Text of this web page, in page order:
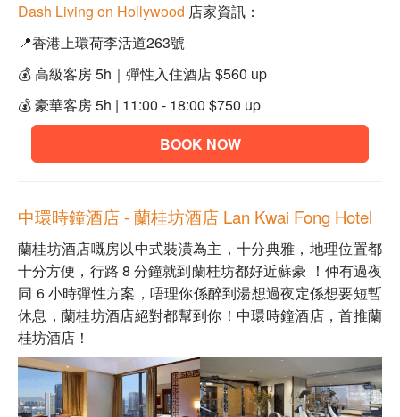
Dash Living on Hollywood 店家資訊：
📍香港上環荷李活道263號
💰 高級客房 5h｜彈性入住酒店 $560 up
💰 豪華客房 5h | 11:00 - 18:00 $750 up
BOOK NOW
中環時鐘酒店 - 蘭桂坊酒店 Lan Kwai Fong Hotel
蘭桂坊酒店嘅房以中式裝潢為主，十分典雅，地理位置都
十分方便，行路 8 分鐘就到蘭桂坊都好近蘇豪 ！仲有過夜
同 6 小時彈性方案，唔理你係醉到湯想過夜定係想要短暫
休息，蘭桂坊酒店絕對都幫到你！中環時鐘酒店，首推蘭
桂坊酒店！